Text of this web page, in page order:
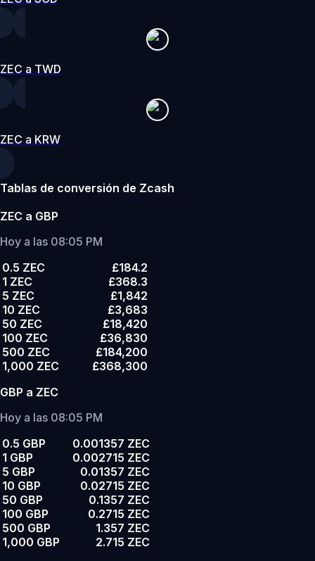
ZEC a TWD
ZEC a KRW
Tablas de conversión de Zcash
ZEC a GBP
Hoy a las 08:05 PM
0.5 ZEC
£184.2
1 ZEC
£368.3
5 ZEC
£1,842
10 ZEC
£3,683
50 ZEC
£18,420
100 ZEC
£36,830
500 ZEC
£184,200
1,000 ZEC
£368,300
GBP a ZEC
Hoy a las 08:05 PM
0.5 GBP
0.001357 ZEC
1 GBP
0.002715 ZEC
5 GBP
0.01357 ZEC
10 GBP
0.02715 ZEC
50 GBP
0.1357 ZEC
100 GBP
0.2715 ZEC
500 GBP
1.357 ZEC
1,000 GBP
2.715 ZEC